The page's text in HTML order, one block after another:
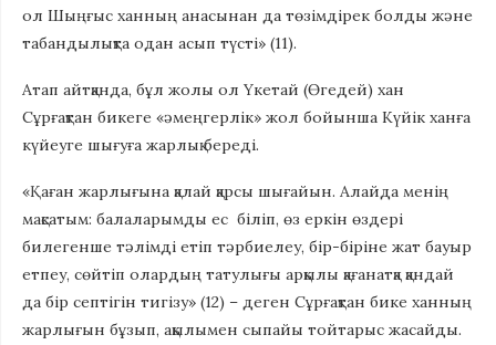
ол Шыңғыс ханның анасынан да төзімдірек болды және
табандылықта одан асып түсті» (11).
Атап айтқанда, бұл жолы ол Үкетай (Өгедей) хан
Сұрғақтан бикеге «әмеңгерлік» жол бойынша Күйік ханға
күйеуге шығуға жарлық береді.
«Қаған жарлығына қалай қарсы шығайын. Алайда менің
мақсатым: балаларымды ес біліп, өз еркін өздері
билегенше тәлімді етіп тәрбиелеу, бір-біріне жат бауыр
етпеу, сөйтіп олардың татулығы арқылы қағанатқа қандай
да бір септігін тигізу» (12) – деген Сұрғақтан бике ханның
жарлығын бұзып, ақылымен сыпайы тойтарыс жасайды.